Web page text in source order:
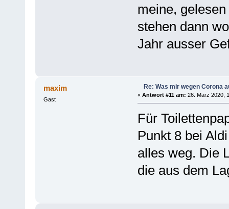
meine,
stehen dann
Jahr ausser
maxim
Gast
Re: Was mir wegen Corona
« Antwort #11 am: 26. März 2020,
Für
Punkt 8 bei
alles weg. Die
die aus dem